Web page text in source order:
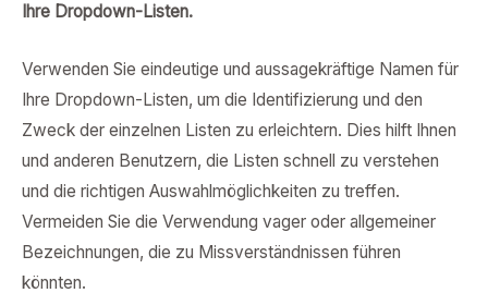
Ihre Dropdown-Listen.
Verwenden Sie eindeutige und aussagekräftige Namen für
Ihre Dropdown-Listen, um die Identifizierung und den
Zweck der einzelnen Listen zu erleichtern. Dies hilft Ihnen
und anderen Benutzern, die Listen schnell zu verstehen
und die richtigen Auswahlmöglichkeiten zu treffen.
Vermeiden Sie die Verwendung vager oder allgemeiner
Bezeichnungen, die zu Missverständnissen führen
könnten.